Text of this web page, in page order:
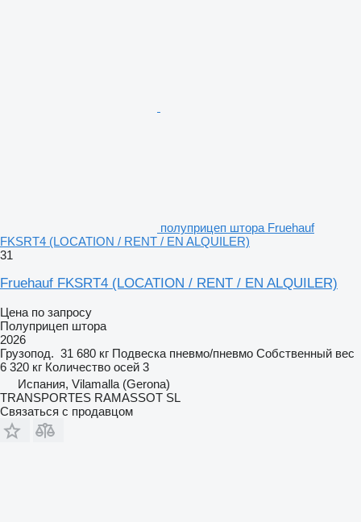
полуприцеп штора Fruehauf
FKSRT4 (LOCATION / RENT / EN ALQUILER)
31
Fruehauf FKSRT4 (LOCATION / RENT / EN ALQUILER)
Цена по запросу
Полуприцеп штора
2026
Грузопод. 31 680 кг Подвеска пневмо/пневмо Собственный вес
6 320 кг Количество осей 3
Испания, Vilamalla (Gerona)
TRANSPORTES RAMASSOT SL
Связаться с продавцом